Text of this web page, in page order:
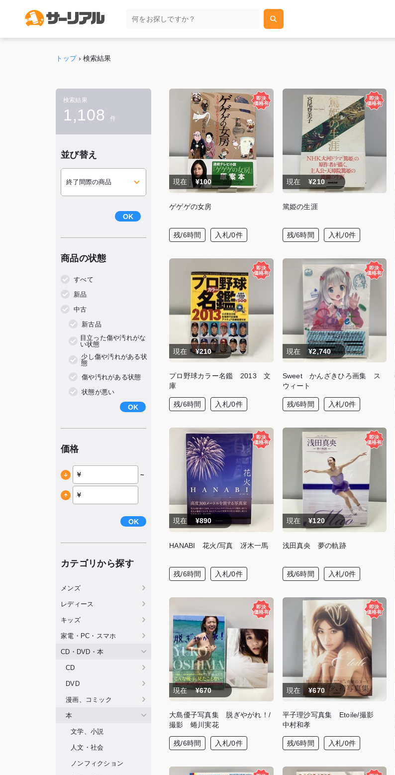
トップ› 検索結果
検索結果
1,108 件
並び替え
OK
商品の状態
すべて
新品
中古
新古品
⽬⽴った傷や汚れがな
い状態
少し傷や汚れがある状
態
傷や汚れがある状態
状態が悪い
OK
価格
~
OK
カテゴリから探す
メンズ
レディース
キッズ
家電・PC・スマホ
CD・DVD・本
CD
DVD
漫画、コミック
本
文学、小説
人文・社会
ノンフィクション
現在 ¥100
ゲゲゲの女房
残/6時間 入札/0件
現在 ¥210
篤姫の生涯
残/6時間 入札/0件
現在 ¥210
プロ野球カラー名鑑 2013 文
庫
残/6時間 入札/0件
現在 ¥2,740
Sweet かんざきひろ画集 ス
ウィート
残/6時間 入札/0件
現在 ¥890
HANABI 花火/写真 冴木一馬
残/6時間 入札/0件
現在 ¥120
浅田真央 夢の軌跡
残/6時間 入札/0件
現在 ¥670
大島優子写真集 脱ぎやがれ！/
撮影 蜷川実花
残/6時間 入札/0件
現在 ¥670
平子理沙写真集 Etoile/撮影
中村和孝
残/6時間 入札/0件